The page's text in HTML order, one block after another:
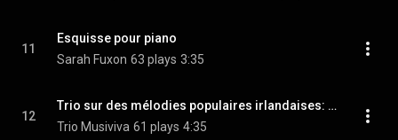
11
Esquisse pour piano
Sarah Fuxon 63 plays 3:35
12
Trio sur des mélodies populaires irlandaises: I. Allegro moderato
Trio Musiviva 61 plays 4:35